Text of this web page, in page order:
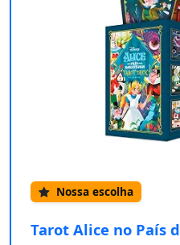
Nossa escolha
Tarot Alice no País